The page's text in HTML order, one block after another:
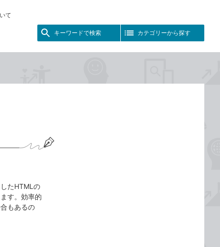
て
キーワードで検索 カテゴリーから探す
たHTMLの
す。効率的
もあるの